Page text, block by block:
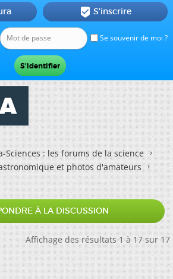
Se souvenir de moi ?
 S'inscrire
Sciences : les forums de la science
et photos d'amateurs
À LA DISCUSSION
Affichage des résultats 1 à 17 sur 17